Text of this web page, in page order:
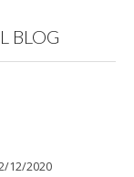
BLOG
12/2020